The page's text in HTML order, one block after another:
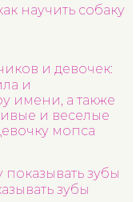
научить собаку
и девочек:
и
имени, а также
и веселые
мопса
показывать зубы
зубы